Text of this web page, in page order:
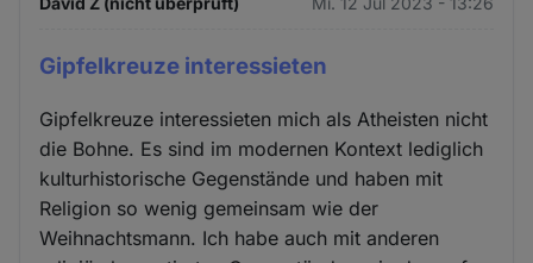
Gipfelkreuze interessieten
Gipfelkreuze interessieten mich als Atheisten nicht
die Bohne. Es sind im modernen Kontext lediglich
kulturhistorische Gegenstände und haben mit
Religion so wenig gemeinsam wie der
Weihnachtsmann. Ich habe auch mit anderen